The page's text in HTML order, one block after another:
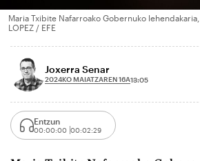
Maria Txibite Nafarroako Gobernuko
LOPEZ / EFE
Joxerra Senar
2024KO MAIATZAREN 16A13:05
Entzun
00:00:00 00:02:29